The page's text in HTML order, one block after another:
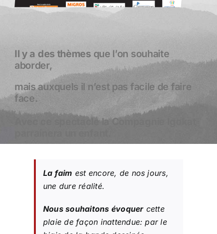
Il y a des thèmesque l’on souhaite
aborder,
mais auxquels il n’est pas facile de faire
face.
Avec ce spectacle la Compagnie Igokat
La faim est encore, de nos jours,
une dure réalité.
Nous souhaitons évoquer cette
plaie de façon inattendue: par le